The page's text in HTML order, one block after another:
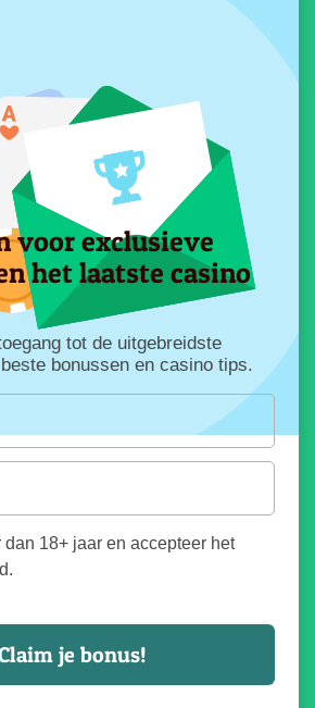
voor exclusieve
het laatste casino
tot de uitgebreidste
bonussen en casino tips.
dan 18+ jaar en accepteer het